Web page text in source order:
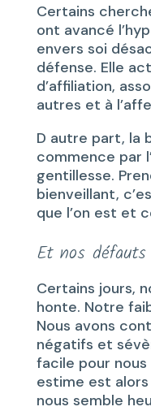
Certains
ont avancé
envers soi
défense. Elle
d’affiliation,
autres et à
D autre part, la
commence par
gentillesse.
bienveillant,
que l’on est et
Et nos
Certains jours,
honte. Notre
Nous avons
négatifs et
facile pour
estime est
nous semble